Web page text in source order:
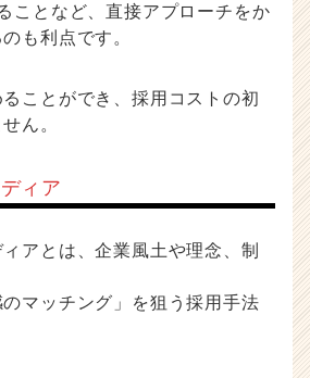
ことなど、直接アプローチをか
も利点です。
ことができ、採用コストの初
ん。
ィア
アとは、企業風土や理念、制
マッチング」を狙う採用手法